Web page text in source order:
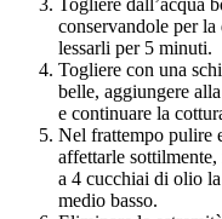
conservandole per
lessarli per 5 minuti.
Togliere con una
belle, aggiungere
e continuare la
Nel frattempo pulire
affettarle
a 4 cucchiai di olio
medio basso.